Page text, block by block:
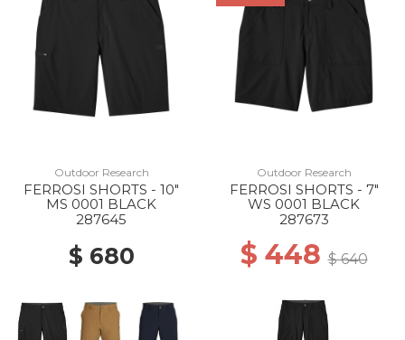
Outdoor Research
FERROSI SHORTS - 10"
MS 0001 BLACK
287645
$ 680
Outdoor Research
FERROSI SHORTS - 7"
WS 0001 BLACK
287673
$ 448$ 640